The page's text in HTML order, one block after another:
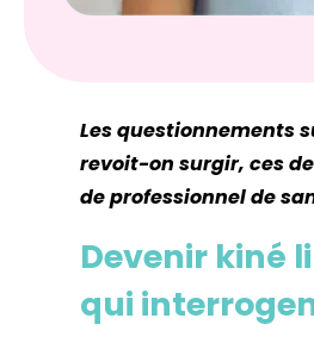
Les questionnements
revoit-on surgir, ces
de professionnel de
Devenir kiné
qui